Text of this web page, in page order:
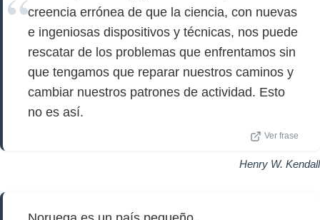
creencia errónea de que la ciencia, con nuevas
e ingeniosas dispositivos y técnicas, nos puede
rescatar de los problemas que enfrentamos sin
que tengamos que reparar nuestros caminos y
cambiar nuestros patrones de actividad. Esto
no es así.
Ver frase
Henry W. Kendall